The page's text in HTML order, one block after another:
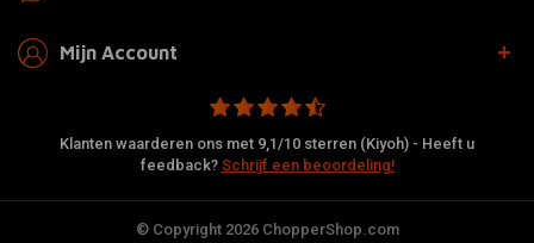
Mijn Account
Klanten waarderen ons met 9,1/10 sterren (Kiyoh) - Heeft u
feedback? Schrijf een beoordeling!
© Copyright 2026 ChopperShop.com